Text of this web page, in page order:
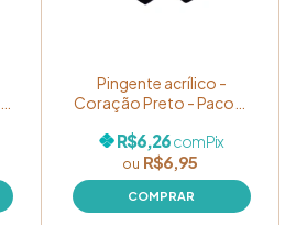
Pingente acrílico -
Coração Preto - Pacote
R$6,95
R$6,26comPix